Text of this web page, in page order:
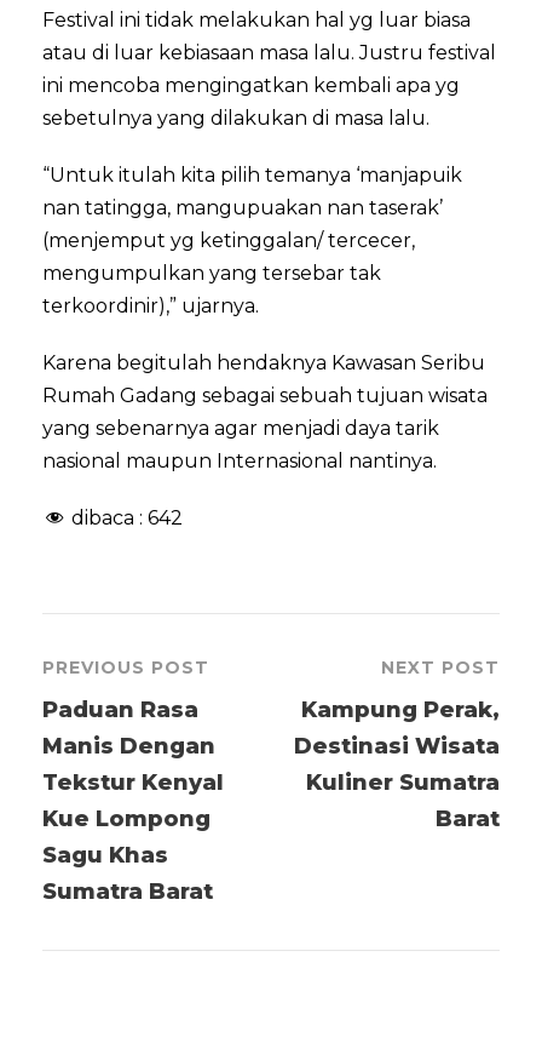
Festival ini tidak melakukan hal yg luar biasa
atau di luar kebiasaan masa lalu. Justru festival
ini mencoba mengingatkan kembali apa yg
sebetulnya yang dilakukan di masa lalu.
“Untuk itulah kita pilih temanya ‘manjapuik
nan tatingga, mangupuakan nan taserak’
(menjemput yg ketinggalan/ tercecer,
mengumpulkan yang tersebar tak
terkoordinir),” ujarnya.
Karena begitulah hendaknya Kawasan Seribu
Rumah Gadang sebagai sebuah tujuan wisata
yang sebenarnya agar menjadi daya tarik
nasional maupun Internasional nantinya.
dibaca : 642
PREVIOUS POST
Paduan Rasa
Manis Dengan
Tekstur Kenyal
Kue Lompong
Sagu Khas
Sumatra Barat
NEXT POST
Kampung Perak,
Destinasi Wisata
Kuliner Sumatra
Barat